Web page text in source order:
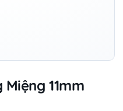
11mm